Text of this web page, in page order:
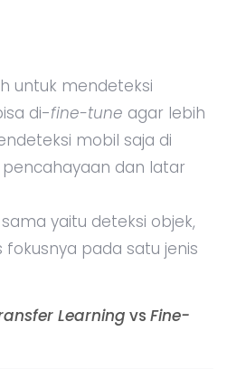
untuk mendeteksi
di-fine-tune agar lebih
mobil saja di
dan latar
yaitu deteksi objek,
pada satu jenis
Learning vs Fine-